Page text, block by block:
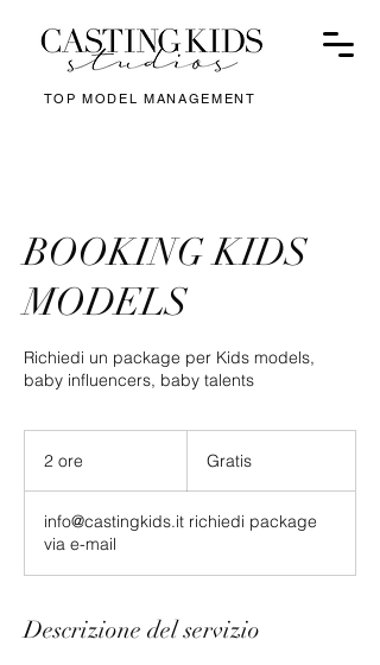
TOP MODEL MANAGEMENT
BOOKING KIDS
MODELS
Richiedi un package per Kids models,
baby influencers, baby talents
2 ore
e
Gratis
info@castingkids.it richiedi package
via e-mail
Descrizione del servizio